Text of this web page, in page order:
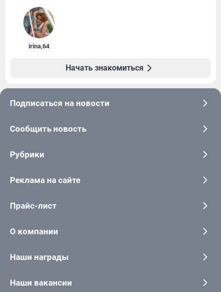
irina,64
Начать знакомиться
Подписаться на новости
Сообщить новость
Рубрики
Реклама на сайте
Прайс-лист
О компании
Наши награды
Наши вакансии